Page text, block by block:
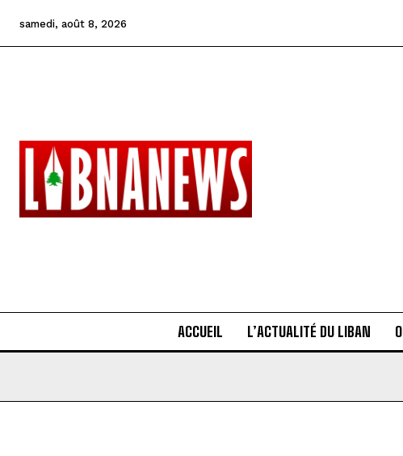
samedi, août 8, 2026
ACCUEIL L’ACTUALITÉ DU LIBAN